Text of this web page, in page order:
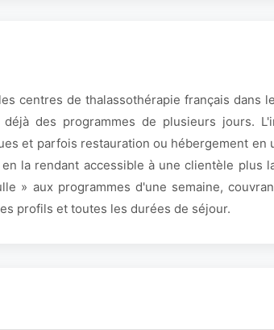
centres de thalassothérapie français dans
des programmes de plusieurs jours.
et parfois restauration ou hébergement en
la rendant accessible à une clientèle plus
» aux programmes d'une semaine,
profils et toutes les durées de séjour.